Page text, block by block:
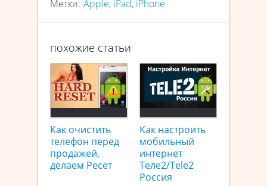
Метки: Apple, iPad, iPhone
похожие статьи
Как очистить
телефон перед
продажей,
делаем Ресет
Как настроить
мобильный
интернет
Теле2/Tele2
Россия